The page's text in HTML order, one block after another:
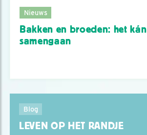
Nieuws
Bakken en broeden: het kán
samengaan
Blog
LEVEN OP HET RANDJE